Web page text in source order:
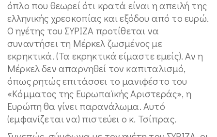
όπλο που θεωρεί ότι κρατά είναι η απειλή της
ελληνικής χρεοκοπίας και εξόδου από το ευρώ.
Ο ηγέτης του ΣΥΡΙΖΑ προτίθεται να
συναντήσει τη Μέρκελ ζωσμένος με
εκρηκτικά. (Τα εκρηκτικά είμαστε εμείς). Αν η
Μέρκελ δεν απαρνηθεί τον καπιταλισμό,
όπως ρητώς επιτάσσει το μανιφέστο του
«Κόμματος της Ευρωπαϊκής Αριστεράς», η
Ευρώπη θα γίνει παρανάλωμα. Αυτό
(εμφανίζεται να) πιστεύει ο κ. Τσίπρας.